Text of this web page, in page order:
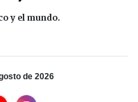
y el mundo.
de 2026